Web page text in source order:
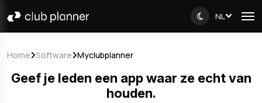
NL
Home Software Myclubplanner
Geef je leden een app waar ze echt van
houden.